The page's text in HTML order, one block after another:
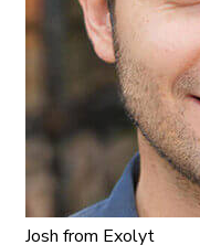
Josh from Exolyt